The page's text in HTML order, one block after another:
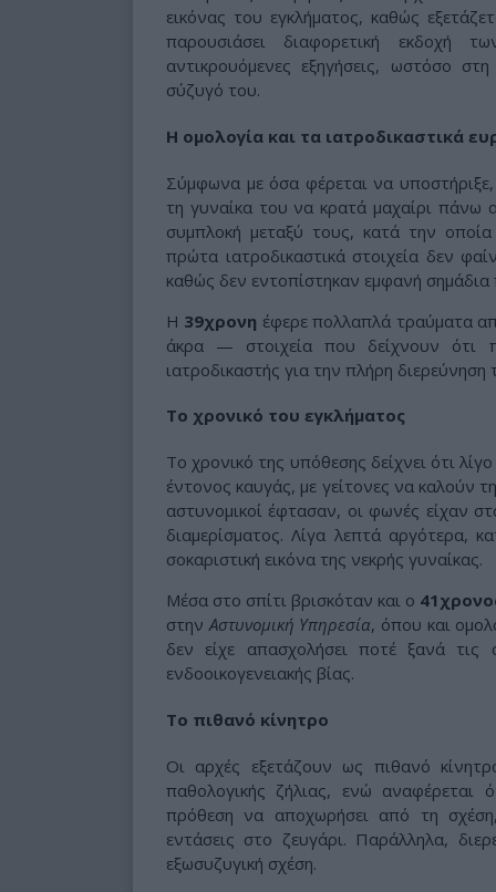
εικόνας του εγκλήματος, καθώς
παρουσιάσει διαφορετική
αντικρουόμενες εξηγήσεις, ωστόσο
σύζυγό του.
Η ομολογία και τα ιατροδικαστικά
Σύμφωνα με όσα φέρεται να
τη γυναίκα του να κρατά μαχαίρι πάνω
συμπλοκή μεταξύ τους, κατά την
πρώτα ιατροδικαστικά στοιχεία δεν
καθώς δεν εντοπίστηκαν εμφανή
Η 39χρονη έφερε πολλαπλά τραύματα
άκρα — στοιχεία που δείχνουν ότι
ιατροδικαστής για την πλήρη
Το χρονικό του εγκλήματος
Το χρονικό της υπόθεσης δείχνει ότι
έντονος καυγάς, με γείτονες να καλούν
αστυνομικοί έφτασαν, οι φωνές είχαν
διαμερίσματος. Λίγα λεπτά αργότερα,
σοκαριστική εικόνα της νεκρής γυναίκας.
Μέσα στο σπίτι βρισκόταν και ο
στηνΑστυνομική Υπηρεσία, όπου και
δεν είχε απασχολήσει ποτέ ξανά τις
ενδοοικογενειακής βίας.
Το πιθανό κίνητρο
Οι αρχές εξετάζουν ως πιθανό
παθολογικής ζήλιας, ενώ αναφέρεται
πρόθεση να αποχωρήσει από τη
εντάσεις στο ζευγάρι. Παράλληλα,
εξωσυζυγική σχέση.